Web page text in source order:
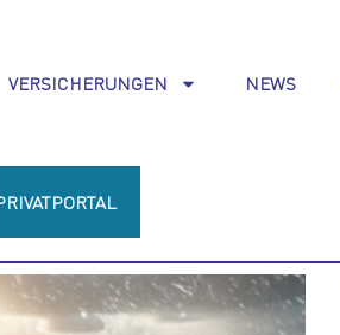
VERSICHERUNGEN NEWS